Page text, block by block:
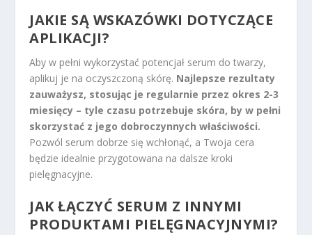
JAKIE SĄ WSKAZÓWKI DOTYCZĄCE
APLIKACJI?
Aby w pełni wykorzystać potencjał serum do twarzy,
aplikuj je na oczyszczoną skórę. Najlepsze rezultaty
zauważysz, stosując je regularnie przez okres 2-3
miesięcy – tyle czasu potrzebuje skóra, by w pełni
skorzystać z jego dobroczynnych właściwości.
Pozwól serum dobrze się wchłonąć, a Twoja cera
będzie idealnie przygotowana na dalsze kroki
pielęgnacyjne.
JAK ŁĄCZYĆ SERUM Z INNYMI
PRODUKTAMI PIELĘGNACYJNYMI?